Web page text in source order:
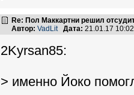
Re: Пол Маккартни решил
Автор: VadLit Дата: 21.01.17
2Kyrsan85:
> именно Йоко